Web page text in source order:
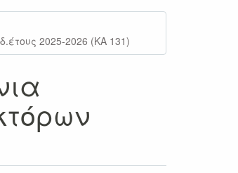
2025-2026 (ΚΑ 131)